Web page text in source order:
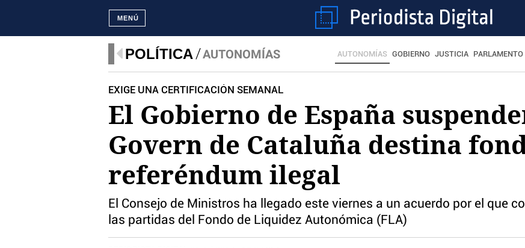
MENÚ
POLÍTICA AUTONOMÍAS AUTONOMÍAS GOBIERNO JUSTICIA PARLAMENTO
EXIGE UNA CERTIFICACIÓN SEMANAL
El Gobierno de España
Govern de Cataluña destina
referéndum ilegal
El Consejo de Ministros ha llegado este viernes a un acuerdo por el que
las partidas del Fondo de Liquidez Autonómica (FLA)